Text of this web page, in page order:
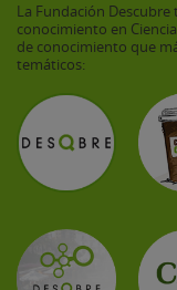
La Fundación
conocimiento en
de conocimiento que
temáticos: